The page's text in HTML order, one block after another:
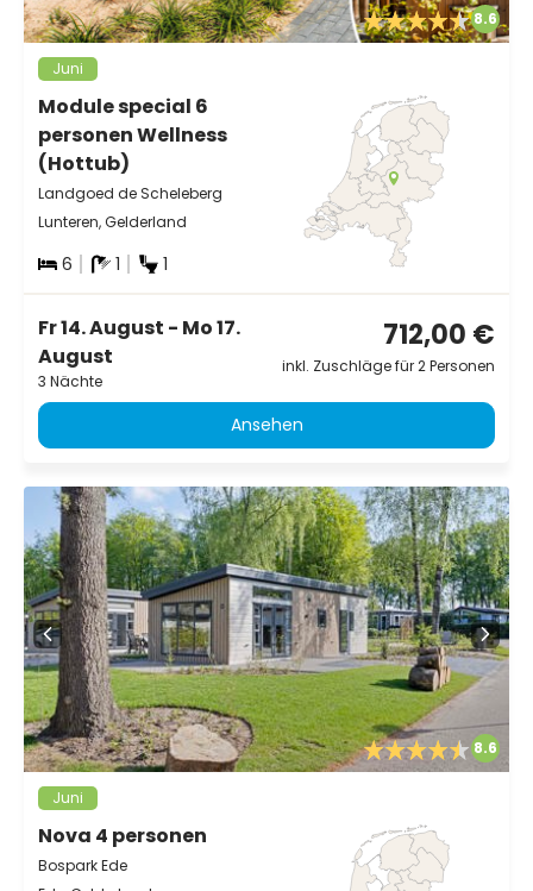
8.6
Juni
Module special 6
personen Wellness
(Hottub)
Landgoed de Scheleberg
Lunteren, Gelderland
6 1 1
Fr 14. August - Mo 17.
August
3 Nächte
712,00 €
inkl. Zuschläge für 2 Personen
Ansehen
8.6
Juni
Nova 4 personen
Bospark Ede